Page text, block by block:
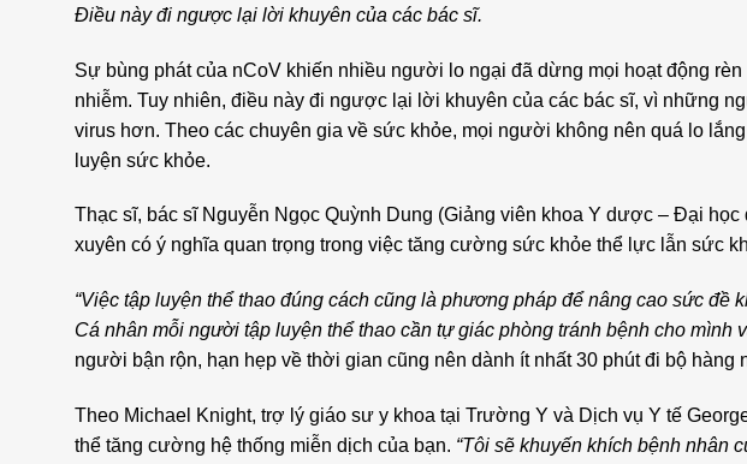
Điều này đi ngược lại lời khuyên của các bác sĩ.
Sự bùng phát của nCoV khiến nhiều người lo ngại đã dừng mọi hoạt động
nhiễm. Tuy nhiên, điều này đi ngược lại lời khuyên của các bác sĩ, vì những
virus hơn. Theo các chuyên gia về sức khỏe, mọi người không nên quá lo
luyện sức khỏe.
Thạc sĩ, bác sĩ Nguyễn Ngọc Quỳnh Dung (Giảng viên khoa Y dược – Đại
xuyên có ý nghĩa quan trọng trong việc tăng cường sức khỏe thể lực lẫn sức
“Việc tập luyện thể thao đúng cách cũng là phương pháp để nâng cao sức đề
Cá nhân mỗi người tập luyện thể thao cần tự giác phòng tránh bệnh cho mình
người bận rộn, hạn hẹp về thời gian cũng nên dành ít nhất 30 phút đi bộ hàng
Theo Michael Knight, trợ lý giáo sư y khoa tại Trường Y và Dịch vụ Y tế
thể tăng cường hệ thống miễn dịch của bạn. “Tôi sẽ khuyến khích bệnh nhân